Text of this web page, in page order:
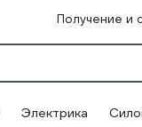
Получение и
Электрика